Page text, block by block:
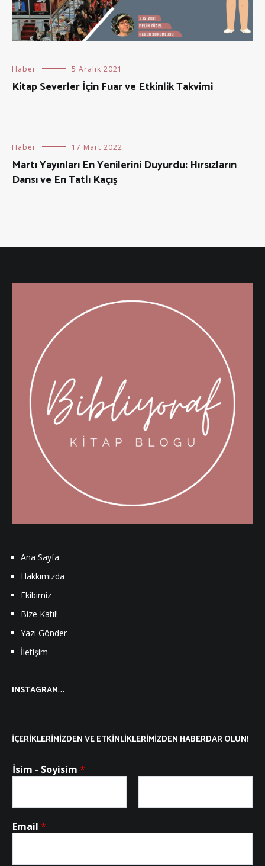
Haber 5 Aralık 2021
Kitap Severler İçin Fuar ve Etkinlik Takvimi
Haber 17 Mart 2022
Martı Yayınları En Yenilerini Duyurdu: Hırsızların
Dansı ve En Tatlı Kaçış
Ana Sayfa
Hakkımızda
Ekibimiz
Bize Katıl!
Yazı Gönder
İletişim
INSTAGRAM…
İÇERIKLERIMIZDEN VE ETKINLIKLERIMIZDEN HABERDAR OLUN!
İsim - Soyisim *
Email *